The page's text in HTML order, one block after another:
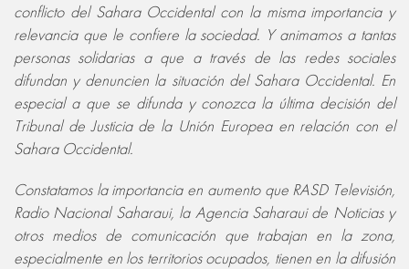
conflicto del Sahara Occidental con la misma importancia y
relevancia que le confiere la sociedad. Y animamos a tantas
personas solidarias a que a través de las redes sociales
difundan y denuncien la situación del Sahara Occidental. En
especial a que se difunda y conozca la última decisión del
Tribunal de Justicia de la Unión Europea en relación con el
Sahara Occidental.
Constatamos la importancia en aumento que RASD Televisión,
Radio Nacional Saharaui, la Agencia Saharaui de Noticias y
otros medios de comunicación que trabajan en la zona,
especialmente en los territorios ocupados, tienen en la difusión